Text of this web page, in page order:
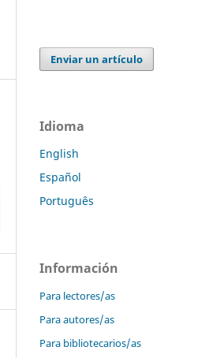
Enviar un artículo
Idioma
English
Español
Português
Información
Para lectores/as
Para autores/as
Para bibliotecarios/as